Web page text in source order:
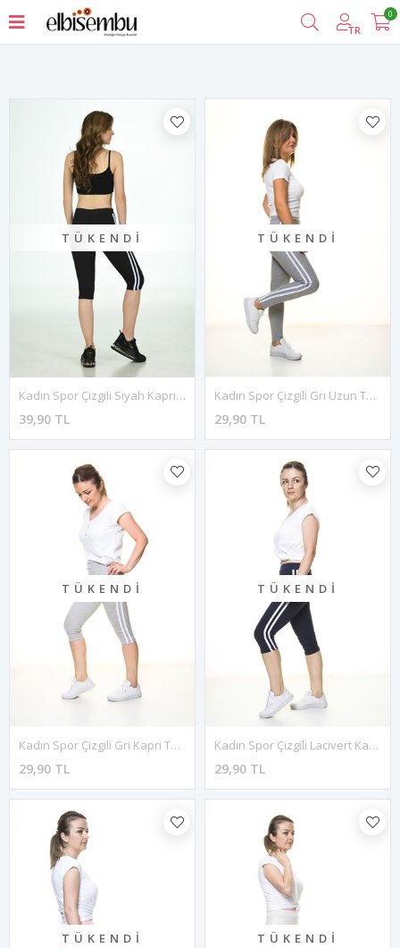
TR
0
Filtrele
TÜKENDI
Kadın Spor Çizgili Siyah Kapri Tayt 11C-5040
39,90 TL
TÜKENDI
Kadın Spor Çizgili Gri Uzun Tayt 11E-4058
29,90 TL
TÜKENDI
Kadın Spor Çizgili Gri Kapri Tayt 11C-4015
29,90 TL
TÜKENDI
Kadın Spor Çizgili Lacivert Kapri Tayt 11C-4019
29,90 TL
TÜKENDI TÜKENDI